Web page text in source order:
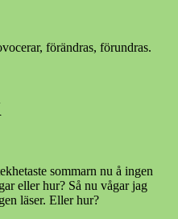
förändras, förundras.
sommarn nu å ingen
eller hur? Så nu vågar jag
läser. Eller hur?